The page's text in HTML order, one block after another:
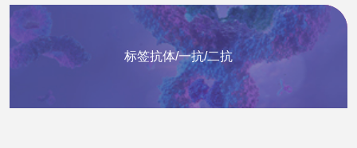
标签抗体/一抗/二抗